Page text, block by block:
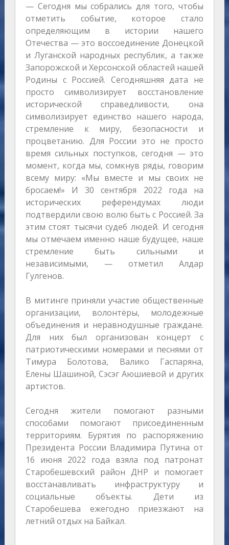
— Сегодня мы собрались для того, чтобы
отметить событие, которое стало
определяющим в истории нашего
Отечества — это воссоединение Донецкой
и Луганской народных республик, а также
Запорожской и Херсонской областей нашей
Родины с Россией. Сегодняшняя дата не
просто символизирует восстановление
исторической справедливости, она
символизирует единство нашего народа,
стремление к миру, безопасности и
процветанию. Для России это не просто
время сильных поступков, сегодня — это
момент, когда мы, сомкнув ряды, говорим
всему миру: «Мы вместе и мы своих не
бросаем!» И 30 сентября 2022 года на
исторических референдумах люди
подтвердили свою волю быть с Россией. За
этим стоят тысячи судеб людей. И сегодня
мы отмечаем именно наше будущее, наше
стремление быть сильными и
независимыми, — отметил Алдар
Гулгенов.
В митинге приняли участие общественные
организации, волонтёры, молодежные
объединения и неравнодушные граждане.
Для них был организован концерт с
патриотическими номерами и песнями от
Тимура Болотова, Валико Гаспаряна,
Елены Шашиной, Сэсэг Аюшиевой и других
артистов.
Сегодня жители помогают разными
способами помогают присоединенным
территориям. Бурятия по распоряжению
Президента России Владимира Путина от
16 июня 2022 года взяла под патронат
Старобешевский район ДНР и помогает
восстанавливать инфраструктуру и
социальные объекты. Дети из
Старобешева ежегодно приезжают на
летний отдых на Байкал.